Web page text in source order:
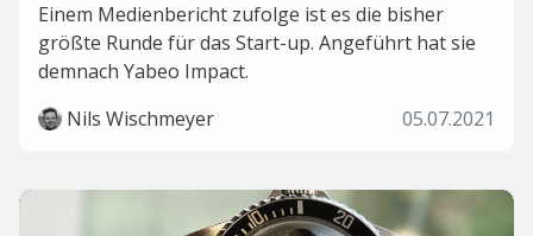
Einem Medienbericht zufolge ist es die bisher
größte Runde für das Start-up. Angeführt hat sie
demnach Yabeo Impact.
Nils Wischmeyer
05.07.2021